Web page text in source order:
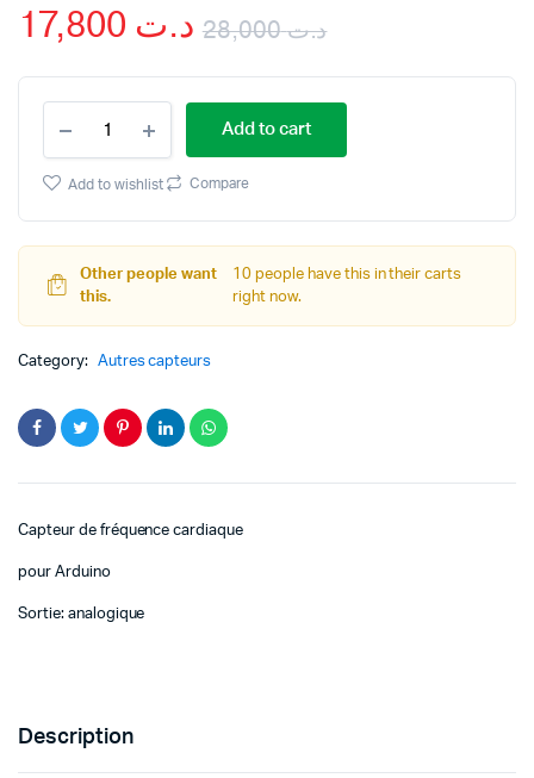
د.ت28,000
Original
د.ت 28,000.
د.ت
Current
د.ت 17,800.
fréquence
cardiaque
Arduino
quantity
Add to cart
Add to wishlist Compare
Other people want
this.
10 people have this in their carts
right now.
Category: Autres capteurs
Capteur de fréquence cardiaque
pour Arduino
Sortie: analogique
Description